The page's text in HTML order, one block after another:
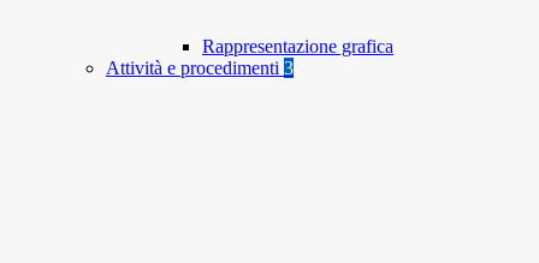
Rappresentazione grafica
Attività e procedimenti 3